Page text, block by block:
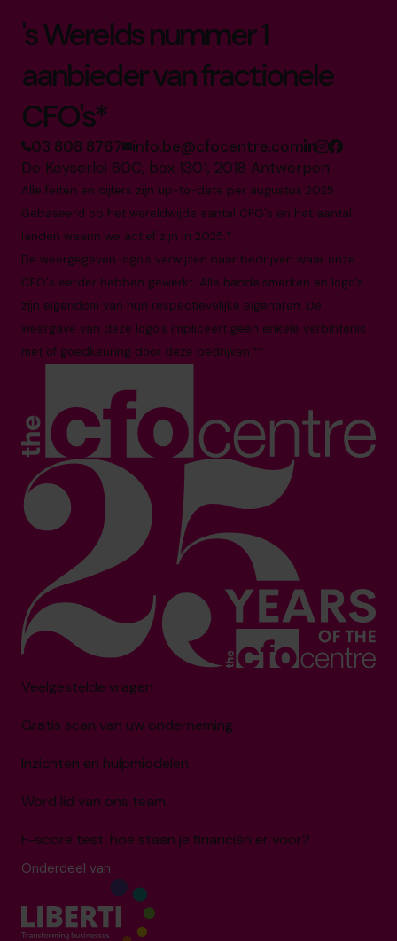
's Werelds nummer 1
aanbieder van fractionele
CFO's*
03 808 8767 info.be@cfocentre.com
De Keyserlei 60C, box 1301, 2018 Antwerpen
Alle feiten en cijfers zijn up-to-date per augustus 2025
Gebaseerd op het wereldwijde aantal CFO's en het aantal
landen waarin we actief zijn in 2025.*
De weergegeven logo's verwijzen naar bedrijven waar onze
CFO's eerder hebben gewerkt. Alle handelsmerken en logo's
zijn eigendom van hun respectievelijke eigenaren. De
weergave van deze logo's impliceert geen enkele verbintenis
met of goedkeuring door deze bedrijven.**
Veelgestelde vragen
Gratis scan van uw onderneming
Inzichten en hulpmiddelen
Word lid van ons team
F-score test: hoe staan je financiën er voor?
Onderdeel van